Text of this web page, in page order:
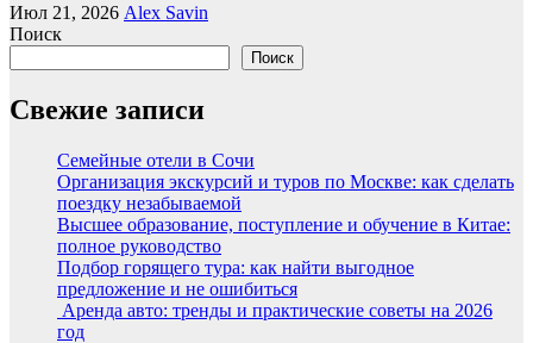
Июл 21, 2026 Alex Savin
Поиск
Поиск
Свежие записи
Семейные отели в Сочи
Организация экскурсий и туров по Москве: как сделать
поездку незабываемой
Высшее образование, поступление и обучение в Китае:
полное руководство
Подбор горящего тура: как найти выгодное
предложение и не ошибиться
Аренда авто: тренды и практические советы на 2026
год